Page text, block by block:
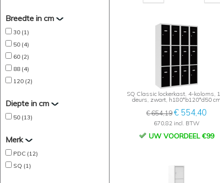
Breedte in cm
30 (1)
50 (4)
60 (2)
88 (4)
120 (2)
Diepte in cm
50 (13)
Merk
PDC (12)
SQ (1)
SQ Classic lockerkast, 4-koloms,
deurs, zwart, h180*b120*d50
€ 654,19€ 554,40
670,82 incl. BTW
UW VOORDEEL €99